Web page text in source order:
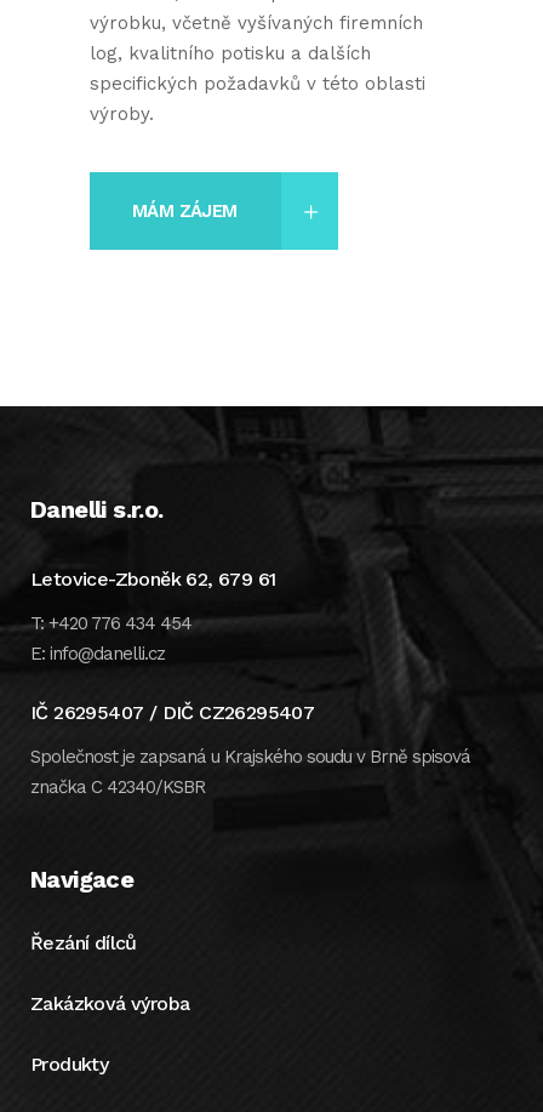
výrobku, včetně vyšívaných firemních
log, kvalitního potisku a dalších
specifických požadavků v této oblasti
výroby.
MÁM ZÁJEM
Danelli s.r.o.
Letovice-Zboněk 62, 679 61
T: +420 776 434 454
E: info@danelli.cz
IČ 26295407 / DIČ CZ26295407
Společnost je zapsaná u Krajského soudu v Brně spisová
značka C 42340/KSBR
Navigace
Řezání dílců
Zakázková výroba
Produkty